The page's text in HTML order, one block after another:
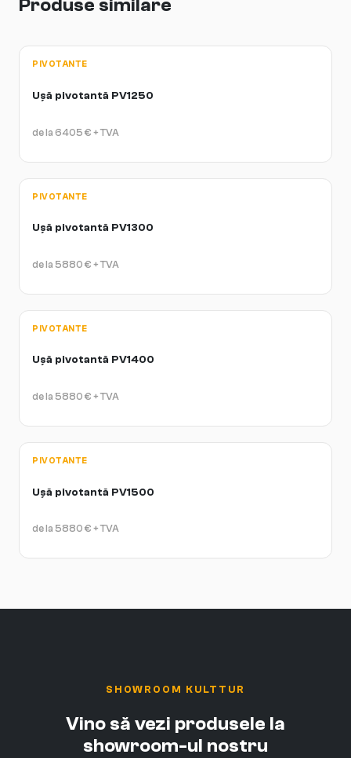
Produse similare
PIVOTANTE
Ușă pivotantă PV1250
de la 6405 € + TVA
PIVOTANTE
Ușă pivotantă PV1300
de la 5880 € + TVA
PIVOTANTE
Ușă pivotantă PV1400
de la 5880 € + TVA
PIVOTANTE
Ușă pivotantă PV1500
de la 5880 € + TVA
SHOWROOM KULTTUR
Vino să vezi produsele la
showroom-ul nostru